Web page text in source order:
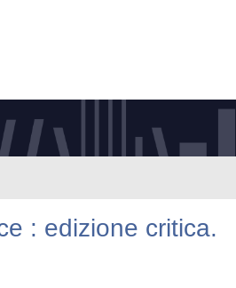
: edizione critica.